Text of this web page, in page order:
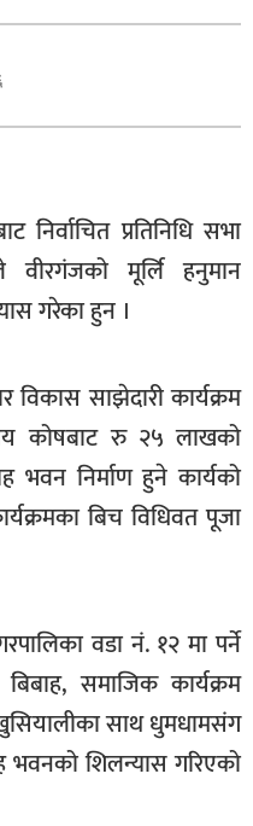
निर्वाचित प्रतिनिधि सभा
मूर्लि हनुमान
गरेका हुन ।
विकास साझेदारी कार्यक्रम
कोषबाट रु २५ लाखको
भवन निर्माण हुने कार्यको
बिच विधिवत पूजा
वडा नं. १२ मा पर्ने
समाजिक कार्यक्रम
साथ धुमधामसंग
भवनको शिलन्यास गरिएको